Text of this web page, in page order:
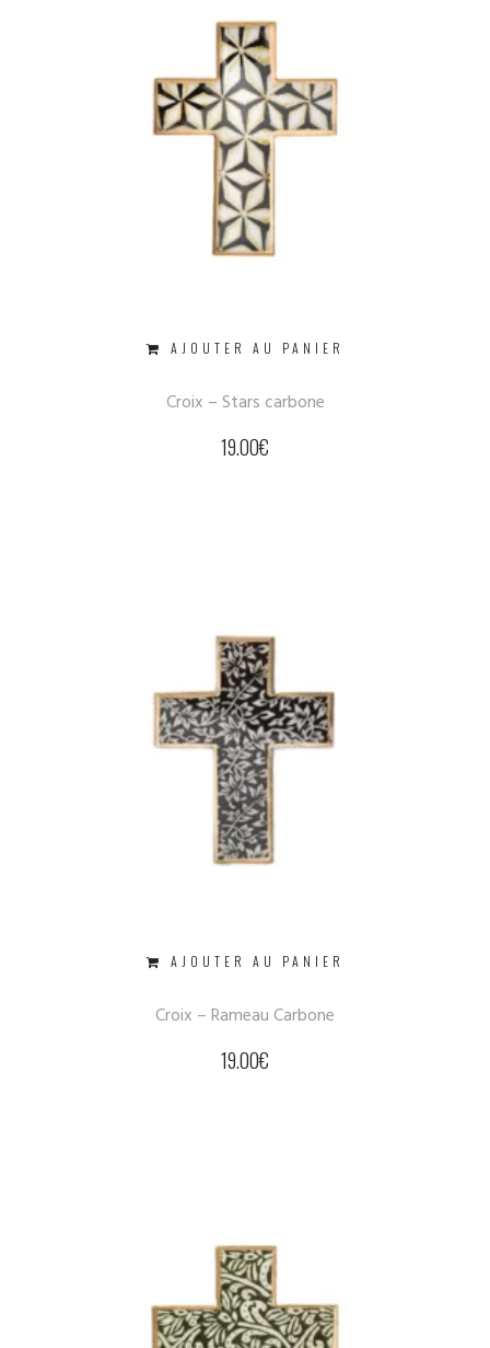
AJOUTER AU PANIER
Croix – Stars carbone
19.00€
AJOUTER AU PANIER
Croix – Rameau Carbone
19.00€